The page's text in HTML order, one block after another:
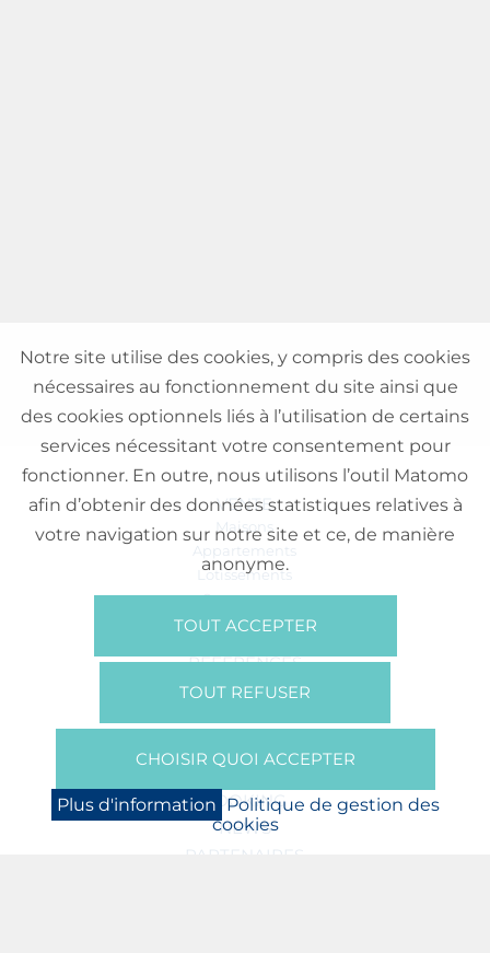
VENTE
Maisons
Appartements
Lotissements
Commerces
Bureaux
RÉFÉRENCES
SUR NOUS
Presse
BOOKING
NEWS
PARTENAIRES
Notre site utilise des cookies, y compris des cookies
nécessaires au fonctionnement du site ainsi que
des cookies optionnels liés à l’utilisation de certains
services nécessitant votre consentement pour
fonctionner. En outre, nous utilisons l’outil Matomo
afin d’obtenir des données statistiques relatives à
votre navigation sur notre site et ce, de manière
anonyme.
TOUT ACCEPTER
TOUT REFUSER
CHOISIR QUOI ACCEPTER
Plus d'information Politique de gestion des
cookies